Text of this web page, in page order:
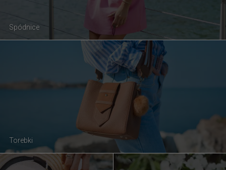
Spódnice
Torebki